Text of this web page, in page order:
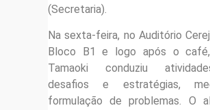
(Secretaria).
Na sexta-feira, no Auditório
Bloco B1 e logo após o café,
Tamaoki conduziu
desafios e estratégias,
formulação de problemas. O